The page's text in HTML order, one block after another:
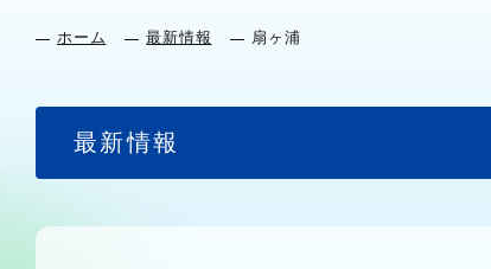
ホーム 最新情報 扇ヶ浦
最新情報